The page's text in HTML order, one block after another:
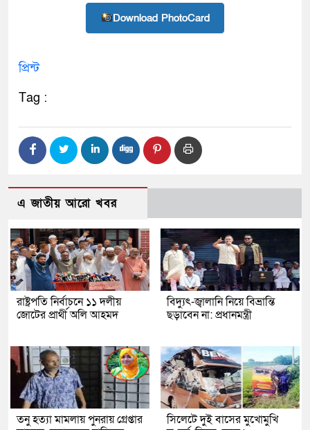
Download PhotoCard
প্রিন্ট
Tag :
এ জাতীয় আরো খবর
রাষ্ট্রপতি নির্বাচনে ১১ দলীয়
জোটের প্রার্থী অলি আহমদ
বিদ্যুৎ-জ্বালানি নিয়ে বিভ্রান্তি
ছড়াবেন না: প্রধানমন্ত্রী
তনু হত্যা মামলায় পুনরায় গ্রেপ্তার
সিলেটে দুই বাসের মুখোমুখি